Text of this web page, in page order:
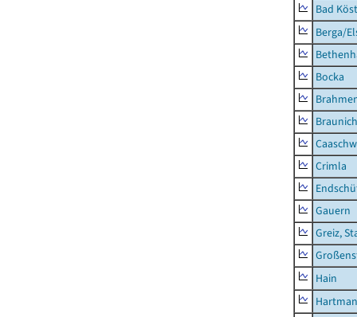
Bad
Berga/
Bocka
Crimla
Gauern
Greiz,
Hain